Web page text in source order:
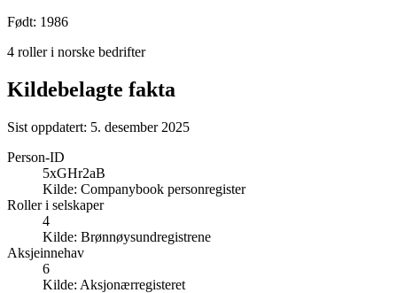
Født: 1986
4 roller i norske bedrifter
Kildebelagte fakta
Sist oppdatert: 5. desember 2025
Person-ID
5xGHr2aB
Kilde: Companybook personregister
Roller i selskaper
4
Kilde: Brønnøysundregistrene
Aksjeinnehav
6
Kilde: Aksjonærregisteret